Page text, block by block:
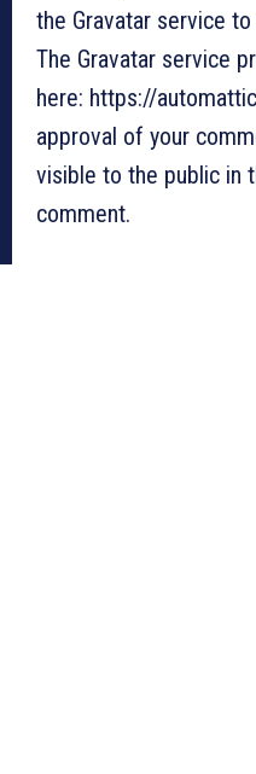
the Gravatar service
The Gravatar service
here: https://
approval of your
visible to the public in
comment.